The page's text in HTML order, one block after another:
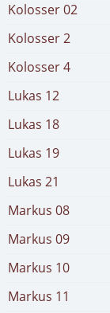
Kolosser 02
Kolosser 2
Kolosser 4
Lukas 12
Lukas 18
Lukas 19
Lukas 21
Markus 08
Markus 09
Markus 10
Markus 11